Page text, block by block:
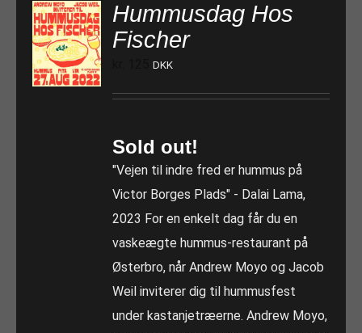
Hummusdag Hos
Fischer
DKK
Sold out!
"Vejen til indre fred er hummus på
Victor Borges Plads" - Dalai Lama,
2023 For en enkelt dag får du en
vaskeægte hummus-restaurant på
Østerbro, når Andrew Moyo og Jacob
Weil inviterer dig til hummusfest
under kastanjetræerne. Andrew Moyo,